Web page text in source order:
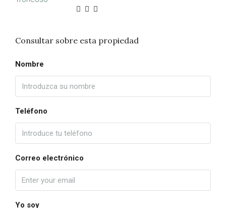
Consultar sobre esta propiedad
Nombre
Teléfono
Correo electrónico
Yo soy